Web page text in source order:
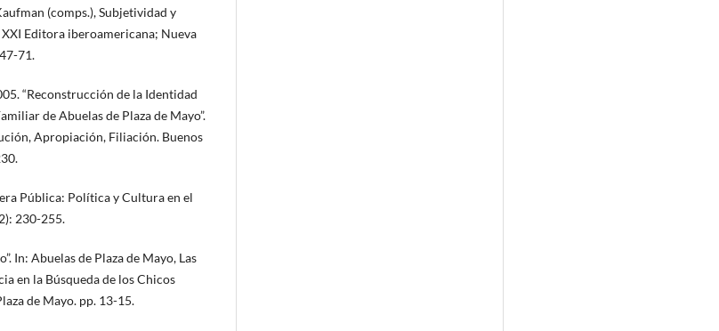
(comps.), Subjetividad y
Editora iberoamericana; Nueva
71.
“Reconstrucción de la Identidad
de Abuelas de Plaza de Mayo”.
Apropiación, Filiación. Buenos
Pública: Política y Cultura en el
230-255.
In: Abuelas de Plaza de Mayo, Las
en la Búsqueda de los Chicos
de Mayo. pp. 13-15.